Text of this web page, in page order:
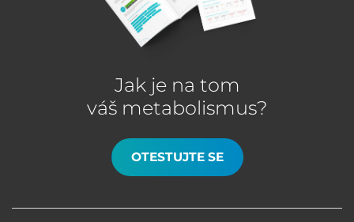
Jak je na tom
váš metabolismus?
OTESTUJTE SE